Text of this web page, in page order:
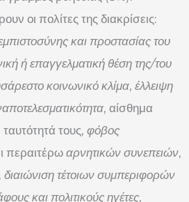
οι πολίτες της διακρίσεις:
και προστασίας του
ή επαγγελματική θέση της/του
κοινωνικό κλίμα, έλλειψη
, αίσθημα
ταυτότητά τους, φόβος
περαιτέρωαρνητικών συνεπειών,
διαιώνιση τέτοιων συμπεριφορών
και πολιτικούς ηγέτες,